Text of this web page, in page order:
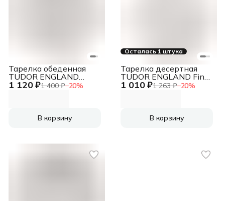
1 120 ₽1 400 ₽−20%
Тарелка обеденная
TUDOR ENGLAND
Royal Circle 26 см
В корзину
Осталась 1 штука
1 010 ₽1 263 ₽−20%
Тарелка десертная
TUDOR ENGLAND Fine
Bone China 20 см
В корзину